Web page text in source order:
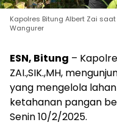
Kapolres Bitung Albert Zai
Wangurer
ESN, Bitung –
ZAI.,SIK.,MH,
yang mengelola
ketahanan pangan
Senin 10/2/2025.